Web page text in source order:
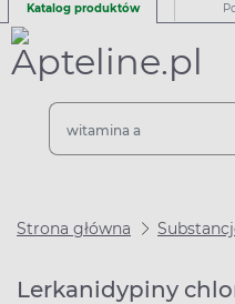
Katalog produktów
Strona główna
Lerkanidypiny